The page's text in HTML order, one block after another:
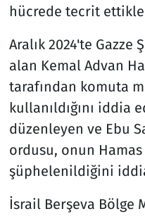
hücrede tecrit
Aralık 2024'te
alan Kemal Advan
tarafından komuta
kullanıldığını iddia
düzenleyen ve Ebu
ordusu, onun
şüphelenildiğini
İsrail Berşeva Bölge